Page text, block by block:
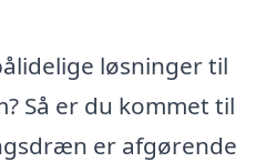
løsninger til
Så er du kommet til
er afgørende